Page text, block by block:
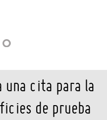
una cita para la
de prueba